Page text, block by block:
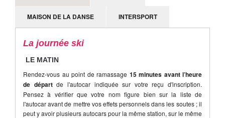
MAISON DE LA DANSE INTERSPORT
La journée ski
LE MATIN
Rendez-vous au point de ramassage 15 minutes avant l’heure
de départde l'autocar indiquée sur votre reçu d'inscription.
Pensez à vérifier que votre nom figure bien sur la liste de
l'autocar avant de mettre vos effets personnels dans les soutes ; il
peut y avoir plusieurs autocars pour la même station, sur le même